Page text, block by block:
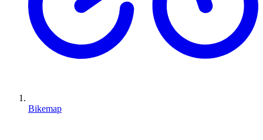
Bikemap